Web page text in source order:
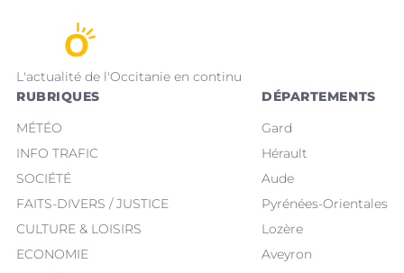
L'actualité de l'Occitanie en continu
RUBRIQUES
MÉTÉO
INFO TRAFIC
SOCIÉTÉ
FAITS-DIVERS / JUSTICE
CULTURE & LOISIRS
ECONOMIE
DÉPARTEMENTS
Gard
Hérault
Aude
Pyrénées-Orientales
Lozère
Aveyron